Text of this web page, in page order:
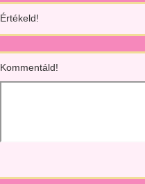
Értékeld!
Kommentáld!